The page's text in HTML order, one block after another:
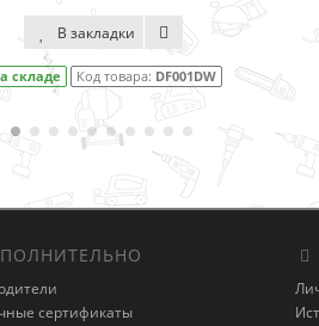
В закладки
На складе Код товара:
сертификаты